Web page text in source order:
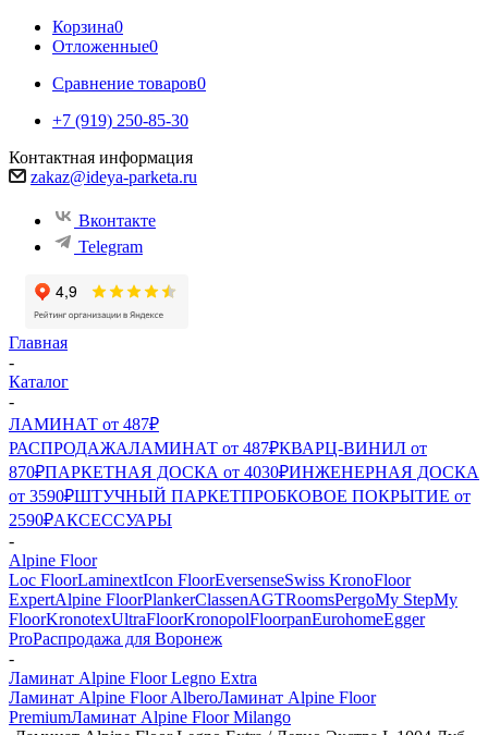
Корзина0
Отложенные0
Сравнение товаров0
+7 (919) 250-85-30
Контактная информация
zakaz@ideya-parketa.ru
Вконтакте
Telegram
Главная
-
Каталог
-
ЛАМИНАТ от 487₽
РАСПРОДАЖАЛАМИНАТ от 487₽КВАРЦ-ВИНИЛ от
870₽ПАРКЕТНАЯ ДОСКА от 4030₽ИНЖЕНЕРНАЯ ДОСКА
от 3590₽ШТУЧНЫЙ ПАРКЕТПРОБКОВОЕ ПОКРЫТИЕ от
2590₽АКСЕССУАРЫ
-
Alpine Floor
Loc FloorLaminextIcon FloorEversenseSwiss KronoFloor
ExpertAlpine FloorPlankerClassenAGTRoomsPergoMy StepMy
FloorKronotexUltraFloorKronopolFloorpanEurohomeEgger
ProРаспродажа для Воронеж
-
Ламинат Alpine Floor Legno Extra
Ламинат Alpine Floor AlberoЛаминат Alpine Floor
PremiumЛаминат Alpine Floor Milango